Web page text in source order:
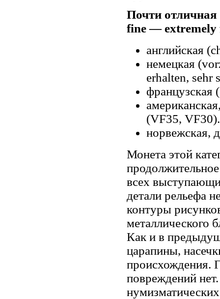
Почти
fine — extremely
английская
немецкая
erhalten, sehr
французская
(VF35, VF30).
норвежская,
Монета этой
всех
детали рельефа
контуры
металлического
Как и в
царапины,
происхождения.
повреждений